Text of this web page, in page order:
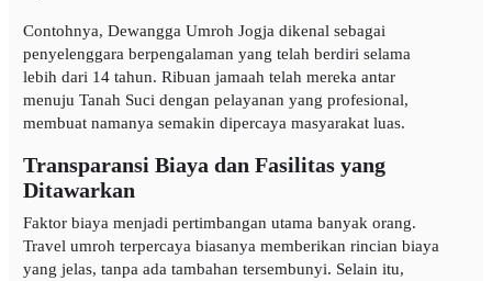
Contohnya, Dewangga Umroh Jogja dikenal sebagai
penyelenggara berpengalaman yang telah berdiri selama
lebih dari 14 tahun. Ribuan jamaah telah mereka antar
menuju Tanah Suci dengan pelayanan yang profesional,
membuat namanya semakin dipercaya masyarakat luas.
Transparansi Biaya dan Fasilitas yang
Ditawarkan
Faktor biaya menjadi pertimbangan utama banyak orang.
Travel umroh terpercaya biasanya memberikan rincian biaya
yang jelas, tanpa ada tambahan tersembunyi. Selain itu,